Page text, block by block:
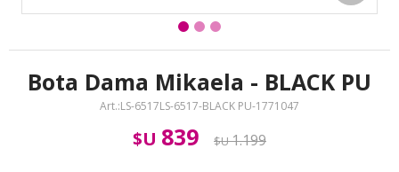
Bota Dama Mikaela - BLACK PU
LS-6517LS-6517-BLACK PU-1771047
$U 839 $U1.199